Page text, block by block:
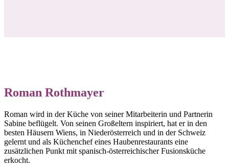
Roman Rothmayer
Roman wird in der Küche von seiner Mitarbeiterin und Partnerin
Sabine beflügelt. Von seinen Großeltern inspiriert, hat er in den
besten Häusern Wiens, in Niederösterreich und in der Schweiz
gelernt und als Küchenchef eines Haubenrestaurants eine
zusätzlichen Punkt mit spanisch-österreichischer Fusionsküche
erkocht.